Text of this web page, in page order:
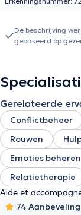
le rythme de
humaniste qui
en compte
consultation des
être, un
inconfort. Que ce
couple ou
De beschrijving
gebaseerd op
Gerelateerde
Conflictbeheer
Rouwen
Emoties beheren
Relatietherapie
Aide et
74